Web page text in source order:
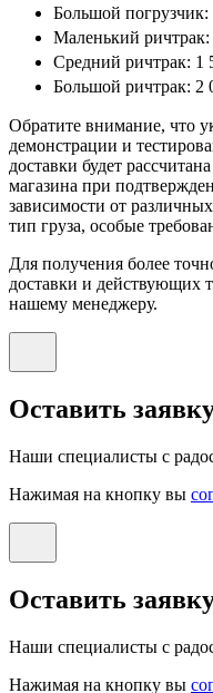
Большой погрузчик:
Маленький
Средний ричтрак: 1
Большой ричтрак: 2
Обратите внимание, что
демонстрации и
доставки будет
магазина при
зависимости от
тип груза, особые
Для получения более
доставки и действующих
нашему менеджеру.
Оставить
Наши специалисты с
Нажимая на кнопку вы
Оставить
Наши специалисты с
Нажимая на кнопку вы